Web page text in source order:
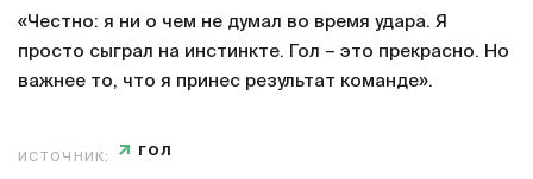
«Честно: я ни о чем не думал во время удара. Я
просто сыграл на инстинкте. Гол – это прекрасно. Но
важнее то, что я принес результат команде».
ИСТОЧНИК: ГОЛ